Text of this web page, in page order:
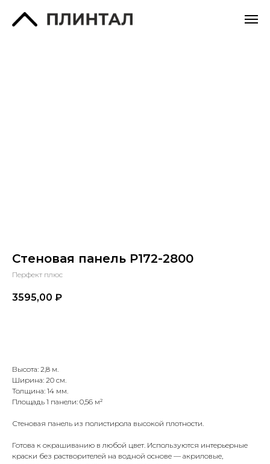
Стеновая панель P172-2800
Перфект плюс
3595,00 ₽
Высота: 2,8 м.
Ширина: 20 см.
Толщина: 14 мм.
Площадь 1 панели: 0,56 м²
Стеновая панель из полистирола высокой плотности.
Готова к окрашиванию в любой цвет. Используются интерьерные
краски без растворителей на водной основе — акриловые,